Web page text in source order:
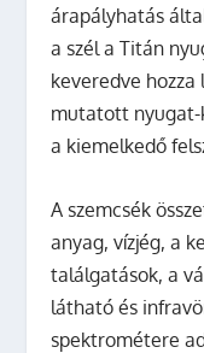
árapályhatás
a szél a Titán
keveredve
mutatott
a kiemelkedő
A szemcsék
anyag, vízjég, a
találgatások, a
látható és
spektrométere